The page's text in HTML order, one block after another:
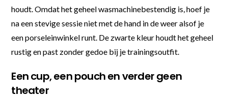
houdt. Omdat het geheel wasmachinebestendig is, hoef je
na een stevige sessie niet met de hand in de weer alsof je
een porseleinwinkel runt. De zwarte kleur houdt het geheel
rustig en past zonder gedoe bij je trainingsoutfit.
Een cup, een pouch en verder geen
theater